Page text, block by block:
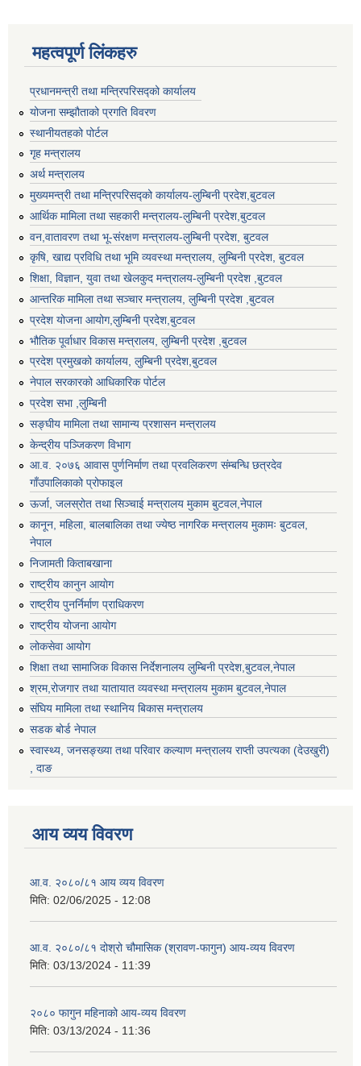
महत्वपूर्ण लिंकहरु
प्रधानमन्त्री तथा मन्त्रिपरिसद्को कार्यालय
योजना सम्झौताको प्रगति विवरण
स्थानीयतहको पोर्टल
गृह मन्त्रालय
अर्थ मन्त्रालय
मुख्यमन्त्री तथा मन्त्रिपरिसद्को कार्यालय-लुम्बिनी प्रदेश,बुटवल
आर्थिक मामिला तथा सहकारी मन्त्रालय-लुम्बिनी प्रदेश,बुटवल
वन,वातावरण तथा भू-संरक्षण मन्त्रालय-लुम्बिनी प्रदेश, बुटवल
कृषि, खाद्य प्रविधि तथा भूमि व्यवस्था मन्त्रालय, लुम्बिनी प्रदेश, बुटवल
शिक्षा, विज्ञान, युवा तथा खेलकुद मन्‍‍त्रालय-लुम्बिनी प्रदेश ,बुटवल
आन्तरिक मामिला तथा सञ्चार मन्त्रालय, लुम्बिनी प्रदेश ,बुटवल
प्रदेश योजना आयोग,लुम्बिनी प्रदेश,बुटवल
भौतिक पूर्वाधार विकास मन्त्रालय, लुम्बिनी प्रदेश ,बुटवल
प्रदेश प्रमुखको कार्यालय, लुम्बिनी प्रदेश,बुटवल
नेपाल सरकारको आधिकारिक पोर्टल
प्रदेश सभा ,लुम्बिनी
सङ्घीय मामिला तथा सामान्य प्रशासन मन्त्रालय
केन्द्रीय पञ्जिकरण विभाग
आ.व. २०७६ आवास पुर्णनिर्माण तथा प्रवलिकरण संम्बन्धि छत्रदेव
गाँउपालिकाको प्रोफाइल
ऊर्जा, जलस्रोत तथा सिञ्चाई मन्त्रालय मुकाम बुटवल,नेपाल
कानून, महिला, बालबालिका तथा ज्येष्ठ नागरिक मन्त्रालय मुकामः बुटवल,
नेपाल
निजामती किताबखाना
राष्ट्रीय कानुन आयाेग
राष्ट्रीय पुनर्निर्माण प्राधिकरण
राष्ट्रीय योजना आयोग
लोकसेवा आयोग
शिक्षा तथा सामाजिक विकास निर्देशनालय लुम्बिनी प्रदेश,बुटवल,नेपाल
श्रम,रोजगार तथा यातायात व्यवस्था मन्त्रालय मुकाम बुटवल,नेपाल
संघिय मामिला तथा स्थानिय बिकास मन्त्रालय
सडक बोर्ड नेपाल
स्वास्थ्य, जनसङ्ख्या तथा परिवार कल्याण मन्त्रालय राप्ती उपत्यका (देउखुरी)
, दाङ
आय व्यय विवरण
आ.व. २०८०/८१ आय व्यय विवरण
मिति: 02/06/2025 - 12:08
आ.व. २०८०/८१ दोश्रो चौमासिक (श्रावण-फागुन) आय-व्यय विवरण
मिति: 03/13/2024 - 11:39
२०८० फागुन महिनाको आय-व्यय विवरण
मिति: 03/13/2024 - 11:36